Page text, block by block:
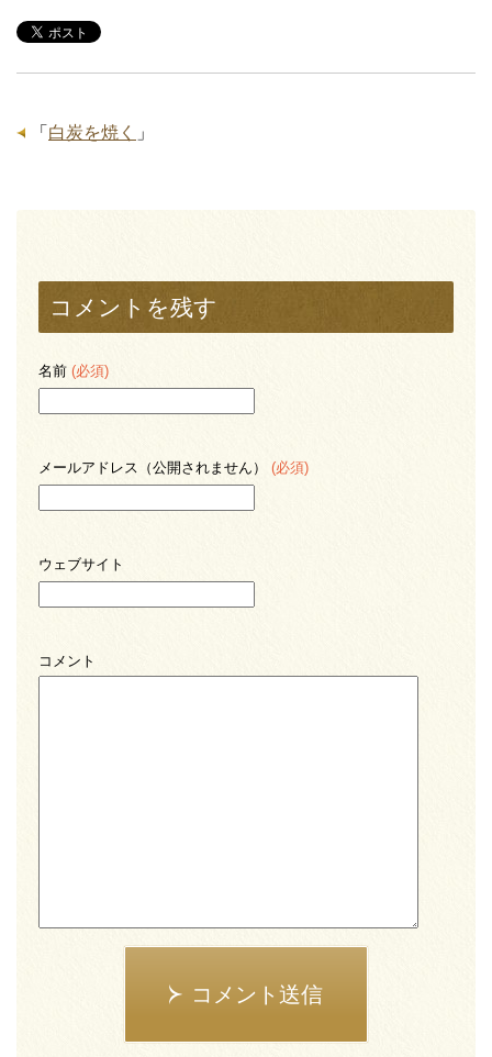
「 白炭を焼く 」
コメントを残す
名前 (必須)
メールアドレス（公開されません） (必須)
ウェブサイト
コメント
コメント送信